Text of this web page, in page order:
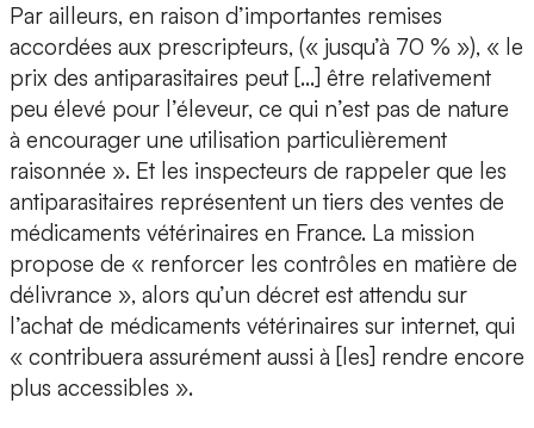
Par ailleurs, en raison d’importantes remises
accordées aux prescripteurs, (« jusqu’à 70 % »), « le
prix des antiparasitaires peut […] être relativement
peu élevé pour l’éleveur, ce qui n’est pas de nature
à encourager une utilisation particulièrement
raisonnée ». Et les inspecteurs de rappeler que les
antiparasitaires représentent un tiers des ventes de
médicaments vétérinaires en France. La mission
propose de « renforcer les contrôles en matière de
délivrance », alors qu’un décret est attendu sur
l’achat de médicaments vétérinaires sur internet, qui
« contribuera assurément aussi à [les] rendre encore
plus accessibles ».